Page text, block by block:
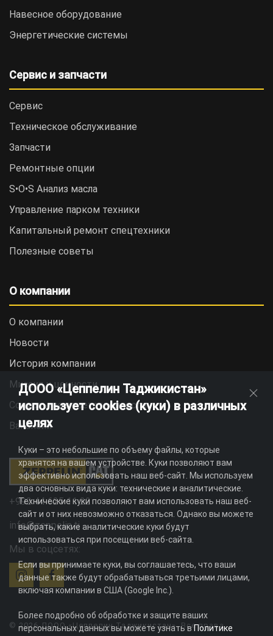
Навесное оборудование
Энергетические системы
Сервис и запчасти
Сервис
Техническое обслуживание
Запчасти
Ремонтные опции
S•O•S Анализ масла
Управление парком техники
Капитальный ремонт спецтехники
Полезные советы
О компании
О компании
Новости
История компании
Миссия и ценности
Социальная ответственность
Вакансии
+992 44 625 11 22
info@zeppelin.tj
Мы в соцсетях:
© 2026 ДООО «Цеппелин Таджикистан». Все права
ДООО «Цеппелин Таджикистан»
использует cookies (куки) в различных
целях
Куки – это небольшие по объему файлы, которые
хранятся на вашем устройстве. Куки позволяют вам
эффективно использовать наш веб-сайт. Мы используем
два основных вида куки: технические и аналитические.
Технические куки позволяют вам использовать наш веб-
сайт и от них невозможно отказаться. Однако вы можете
выбрать, какие аналитические куки будут
использоваться при посещении веб-сайта.
Если вы принимаете куки, вы соглашаетесь, что ваши
данные также будут обрабатываться третьими лицами,
включая компании в США (Google Inc.).
Более подробно об обработке и защите ваших
персональных данных вы можете узнать вПолитике